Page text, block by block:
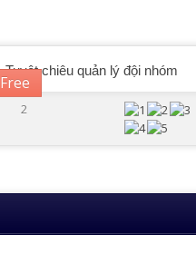
Free
Tuyệt chiêu quản lý đội nhóm
2